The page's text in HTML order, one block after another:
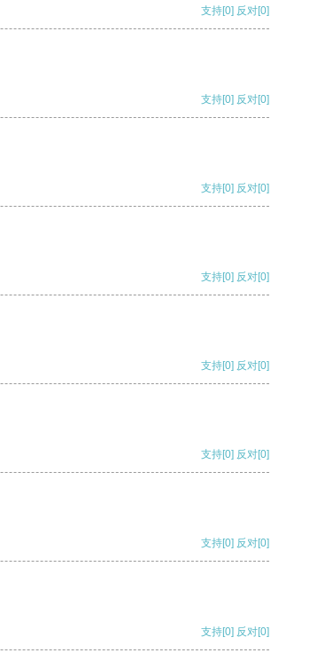
支持[0] 反对[0]
支持[0] 反对[0]
支持[0] 反对[0]
支持[0] 反对[0]
支持[0] 反对[0]
支持[0] 反对[0]
支持[0] 反对[0]
支持[0] 反对[0]